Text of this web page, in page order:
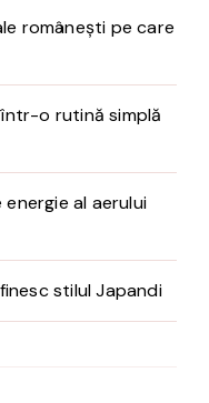
românești pe care
într-o rutină simplă
al aerului
stilul Japandi